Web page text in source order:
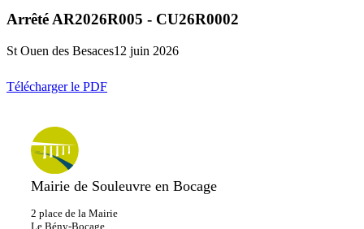
Arrêté AR2026R005 - CU26R0002
St Ouen des Besaces12 juin 2026
Télécharger le PDF
Mairie de Souleuvre en Bocage
2 place de la Mairie
Le Bény-Bocage